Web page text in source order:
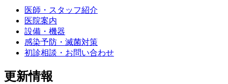
医師・スタッフ紹介
医院案内
設備・機器
感染予防・滅菌対策
初診相談・お問い合わせ
更新情報